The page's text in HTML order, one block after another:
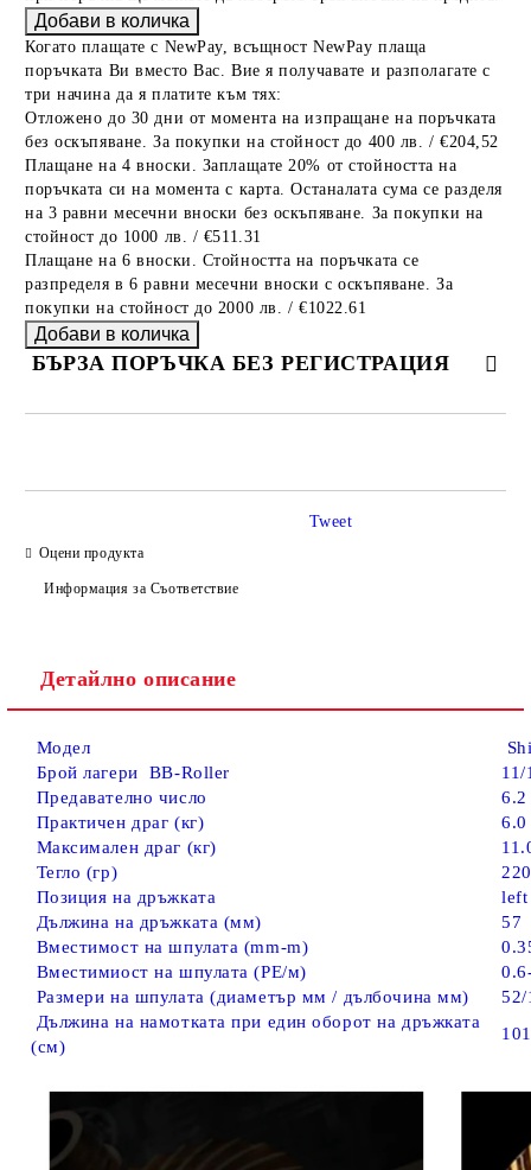
Когато плащате с NewPay, всъщност NewPay плаща
поръчката Ви вместо Вас. Вие я получавате и разполагате с
три начина да я платите към тях:
Отложено до 30 дни от момента на изпращане на поръчката
без оскъпяване. За покупки на стойност до 400 лв. / €204,52
Плащане на 4 вноски. Заплащате 20% от стойността на
поръчката си на момента с карта. Останалата сума се разделя
на 3 равни месечни вноски без оскъпяване. За покупки на
стойност до 1000 лв. / €511.31
Плащане на 6 вноски. Стойността на поръчката се
разпределя в 6 равни месечни вноски с оскъпяване. За
покупки на стойност до 2000 лв. / €1022.61
БЪРЗА ПОРЪЧКА БЕЗ РЕГИСТРАЦИЯ
Ние ще се свържем с вас в рамките на работния ден.
Оцени продукта
Информация за Съответствие
Tweet
Детайлно описание
Модел
Брой лагери BB-Roller
11/
Предавателно число
6.2
Практичен драг (кг)
6.0
Максимален драг (кг)
Тегло (гр)
220
Позиция на дръжката
left
Дължина на дръжката (мм)
57
Вместимост на шпулата (mm-m)
Вместимиост на шпулата (PE/м)
Размери на шпулата (диаметър мм / дълбочина мм)
52/
Дължина на намотката при един оборот на дръжката
(см)
101